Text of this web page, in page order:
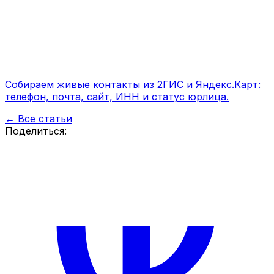
Собираем живые контакты из 2ГИС и Яндекс.Карт:
телефон, почта, сайт, ИНН и статус юрлица.
← Все статьи
Поделиться: